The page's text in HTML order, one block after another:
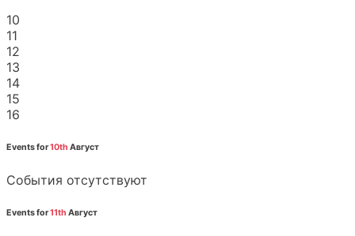
10
11
12
13
14
15
16
Events for10th Август
События отсутствуют
Events for11th Август